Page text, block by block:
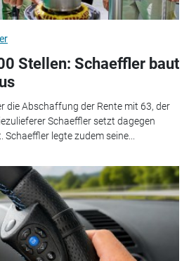
Stellen: Schaeffler baut
die Abschaffung der Rente mit 63, der
Schaeffler setzt dagegen
legte zudem seine...